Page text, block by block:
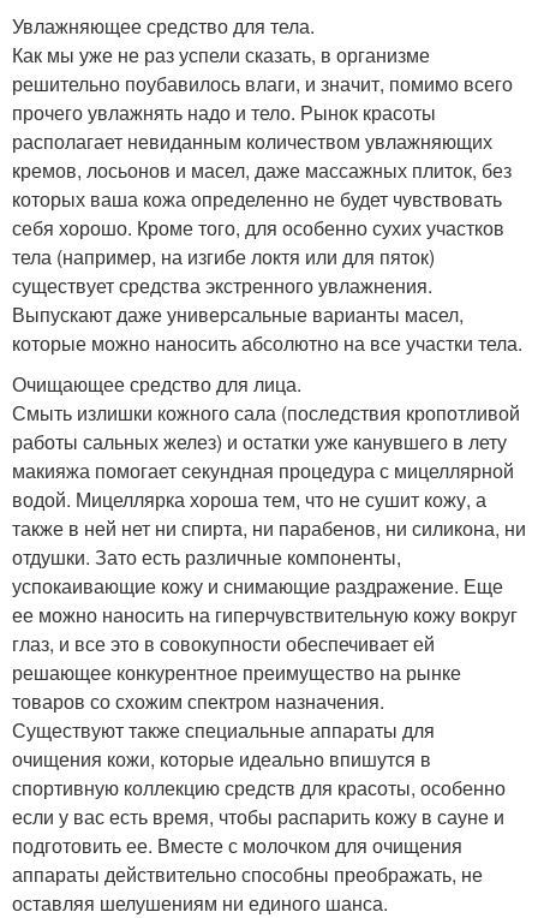
Увлажняющее средство для тела.
Как мы уже не раз успели сказать, в организме
решительно поубавилось влаги, и значит, помимо всего
прочего увлажнять надо и тело. Рынок красоты
располагает невиданным количеством увлажняющих
кремов, лосьонов и масел, даже массажных плиток, без
которых ваша кожа определенно не будет чувствовать
себя хорошо. Кроме того, для особенно сухих участков
тела (например, на изгибе локтя или для пяток)
существует средства экстренного увлажнения.
Выпускают даже универсальные варианты масел,
которые можно наносить абсолютно на все участки тела.
Очищающее средство для лица.
Смыть излишки кожного сала (последствия кропотливой
работы сальных желез) и остатки уже канувшего в лету
макияжа помогает секундная процедура с мицеллярной
водой. Мицеллярка хороша тем, что не сушит кожу, а
также в ней нет ни спирта, ни парабенов, ни силикона, ни
отдушки. Зато есть различные компоненты,
успокаивающие кожу и снимающие раздражение. Еще
ее можно наносить на гиперчувствительную кожу вокруг
глаз, и все это в совокупности обеспечивает ей
решающее конкурентное преимущество на рынке
товаров со схожим спектром назначения.
Существуют также специальные аппараты для
очищения кожи, которые идеально впишутся в
спортивную коллекцию средств для красоты, особенно
если у вас есть время, чтобы распарить кожу в сауне и
подготовить ее. Вместе с молочком для очищения
аппараты действительно способны преображать, не
оставляя шелушениям ни единого шанса.